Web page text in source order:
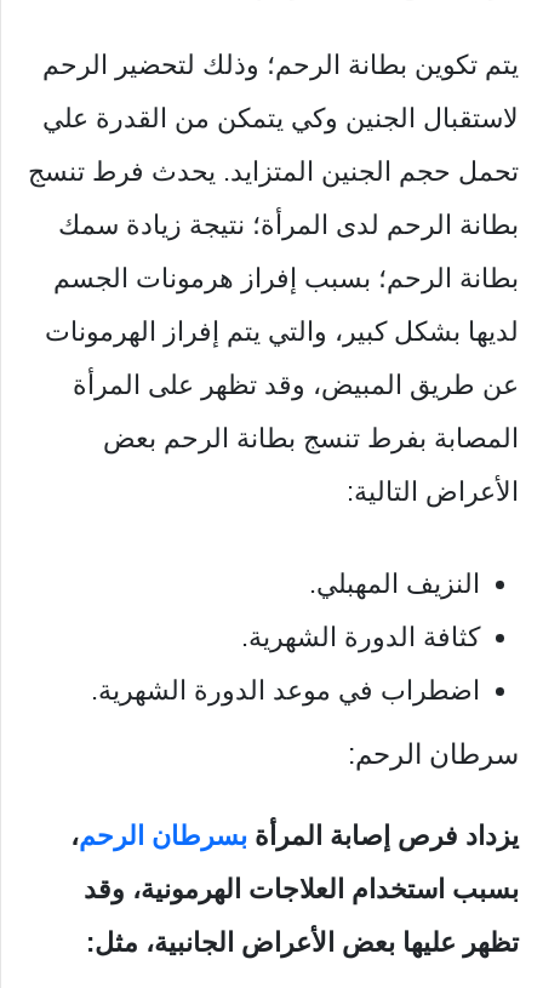
يتم تكوين بطانة الرحم؛ وذلك لتحضير الرحم
لاستقبال الجنين وكي يتمكن من القدرة علي
تحمل حجم الجنين المتزايد. يحدث فرط تنسج
بطانة الرحم لدى المرأة؛ نتيجة زيادة سمك
بطانة الرحم؛ بسبب إفراز هرمونات الجسم
لديها بشكل كبير، والتي يتم إفراز الهرمونات
عن طريق المبيض، وقد تظهر على المرأة
المصابة بفرط تنسج بطانة الرحم بعض
الأعراض التالية:
النزيف المهبلي.
كثافة الدورة الشهرية.
اضطراب في موعد الدورة الشهرية.
سرطان الرحم:
يزداد فرص إصابة المرأة بسرطان الرحم،
بسبب استخدام العلاجات الهرمونية، وقد
تظهر عليها بعض الأعراض الجانبية، مثل: